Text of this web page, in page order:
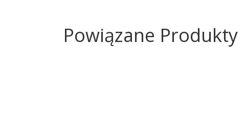
Powiązane Produkty